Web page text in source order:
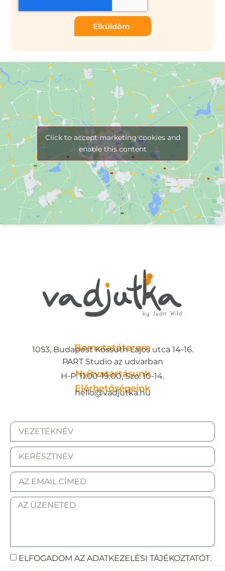
Elküldöm
Click to accept marketing cookies and
enable this content
Bemutatóterem
1053, Budapest Kossuth Lajos utca 14-16.
PART Studio az udvarban
Nyitvatartásunk
H-P: 11:00-19:00, Szo: 10-14.
Elérhetőségeink
hello@vadjutka.hu
ELFOGADOM AZ ADATKEZELÉSI TÁJÉKOZTATÓT.